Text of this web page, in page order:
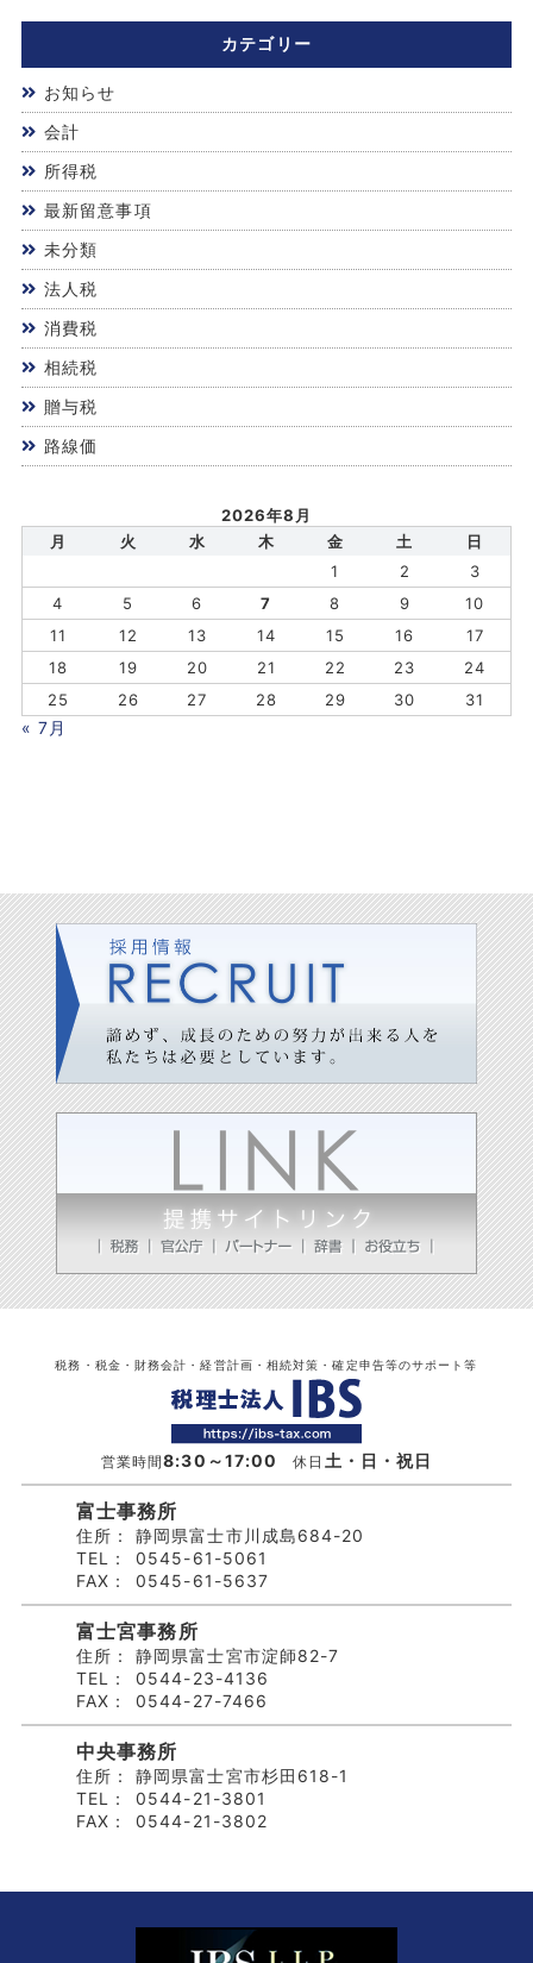
カテゴリー
お知らせ
会計
所得税
最新留意事項
未分類
法人税
消費税
相続税
贈与税
路線価
2026年8月
月
火 水 木 金 土
日
1
2
3
4
5 6 7 8 9
10
11
12 13 14 15 16
17
18
19 20 21 22 23
24
25
26 27 28 29 30 31
« 7月
税務・税金・財務会計・経営計画・相続対策・確定申告等のサポート等
営業時間8:30～17:00 休日 土・日・祝日
富士事務所
住所：
静岡県富士市川成島684-20
TEL：
0545-61-5061
FAX：
0545-61-5637
富士宮事務所
住所：
静岡県富士宮市淀師82-7
TEL：
0544-23-4136
FAX：
0544-27-7466
中央事務所
住所：
静岡県富士宮市杉田618-1
TEL：
0544-21-3801
FAX：
0544-21-3802